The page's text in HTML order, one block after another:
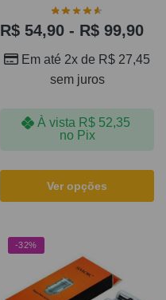
R$ 54,90 - R$ 99,90
Em até 2x de R$ 27,45
sem juros
À vista R$52,35
no Pix
Ver opções
-32%